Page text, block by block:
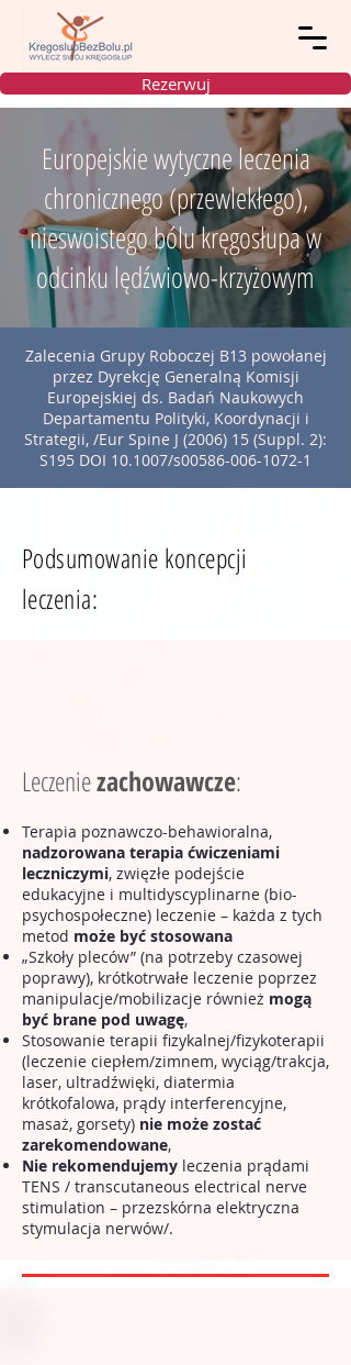
Rezerwuj
Europejskie wytyczne leczenia
chronicznego (przewlekłego),
nieswoistego bólu kręgosłupa w
odcinku lędźwiowo-krzyżowym
Zalecenia Grupy Roboczej B13 powołanej
przez Dyrekcję Generalną Komisji
Europejskiej ds. Badań Naukowych
Departamentu Polityki, Koordynacji i
Strategii, /Eur Spine J (2006) 15 (Suppl. 2):
S195 DOI 10.1007/s00586-006-1072-1
Podsumowanie koncepcji
leczenia:
Leczeniezachowawcze:
Terapia poznawczo-behawioralna,
nadzorowana terapia ćwiczeniami
leczniczymi, zwięzłe podejście
edukacyjne i multidyscyplinarne (bio-
psychospołeczne) leczenie – każda z tych
metod może być stosowana
„Szkoły pleców” (na potrzeby czasowej
poprawy), krótkotrwałe leczenie poprzez
manipulacje/mobilizacje również mogą
być brane pod uwagę,
Stosowanie terapii fizykalnej/fizykoterapii
(leczenie ciepłem/zimnem, wyciąg/trakcja,
laser, ultradźwięki, diatermia
krótkofalowa, prądy interferencyjne,
masaż, gorsety) nie może zostać
zarekomendowane,
Nie rekomendujemy leczenia prądami
TENS / transcutaneous electrical nerve
stimulation – przezskórna elektryczna
stymulacja nerwów/.